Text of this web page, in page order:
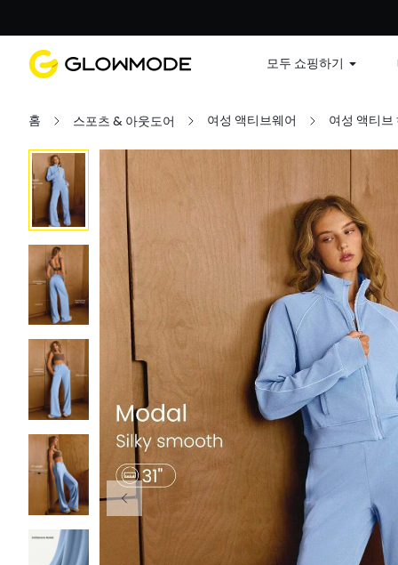
모두 쇼핑하기
홈 스포츠 & 아웃도어 여성 액티브웨어 여성 액티브